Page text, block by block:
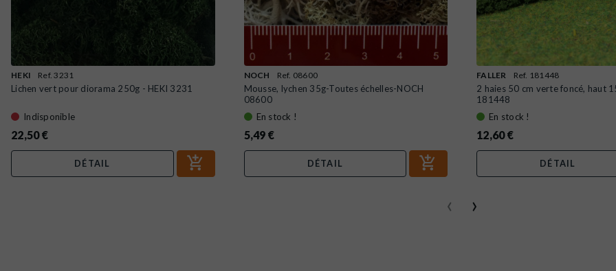
HEKI Ref. 3231
Lichen vert pour diorama 250g - HEKI 3231
Indisponible
22,50 €
DÉTAIL
NOCH Ref. 08600
Mousse, lychen 35g-Toutes échelles-NOCH
08600
En stock !
5,49 €
DÉTAIL
FALLER Ref. 181448
2 haies 50 cm verte foncé, haut
181448
En stock !
12,60 €
DÉTAIL
‹ ›